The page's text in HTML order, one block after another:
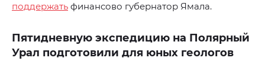
поддержать финансово губернатор Ямала.
Пятидневную экспедицию на Полярный
Урал подготовили для юных геологов